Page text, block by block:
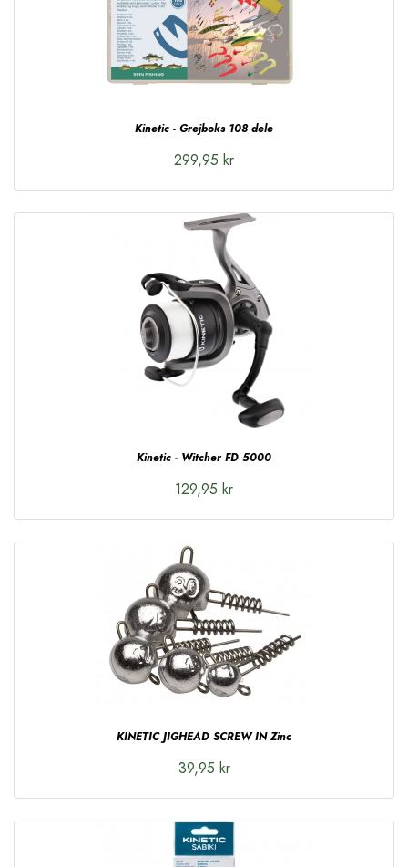
Kinetic - Grejboks 108 dele
299,95 kr
Kinetic - Witcher FD 5000
129,95 kr
KINETIC JIGHEAD SCREW IN Zinc
39,95 kr